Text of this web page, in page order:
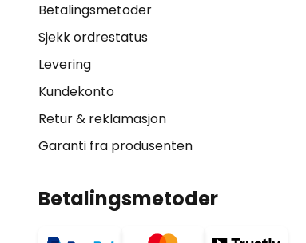
Betalingsmetoder
Sjekk ordrestatus
Levering
Kundekonto
Retur & reklamasjon
Garanti fra produsenten
Betalingsmetoder